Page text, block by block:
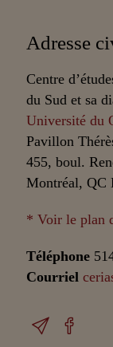
Adresse
Centre
du Sud et sa
Université du
Pavillon
455, boul.
Montréal, QC
* Voir le plan
Téléphone
Courriel